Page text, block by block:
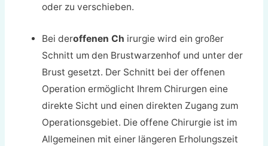
oder zu verschieben.
Bei deroffenen Ch irurgie wird ein großer
Schnitt um den Brustwarzenhof und unter der
Brust gesetzt. Der Schnitt bei der offenen
Operation ermöglicht Ihrem Chirurgen eine
direkte Sicht und einen direkten Zugang zum
Operationsgebiet. Die offene Chirurgie ist im
Allgemeinen mit einer längeren Erholungszeit